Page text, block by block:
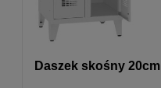
Daszek skośny 20cm